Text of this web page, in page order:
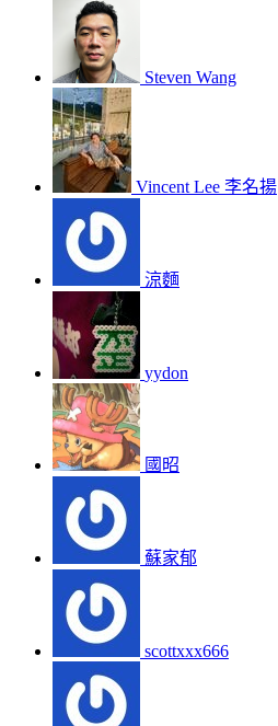
Steven Wang
Vincent Lee 李名揚
涼麵
yydon
國昭
蘇家郁
scottxxx666